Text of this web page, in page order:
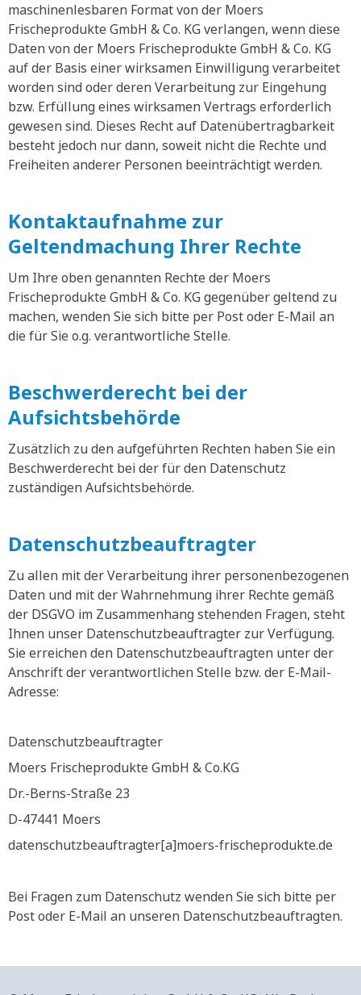
maschinenlesbaren Format von der Moers
Frischeprodukte GmbH & Co. KG verlangen, wenn diese
Daten von der Moers Frischeprodukte GmbH & Co. KG
auf der Basis einer wirksamen Einwilligung verarbeitet
worden sind oder deren Verarbeitung zur Eingehung
bzw. Erfüllung eines wirksamen Vertrags erforderlich
gewesen sind. Dieses Recht auf Datenübertragbarkeit
besteht jedoch nur dann, soweit nicht die Rechte und
Freiheiten anderer Personen beeinträchtigt werden.
Kontaktaufnahme zur
Geltendmachung Ihrer Rechte
Um Ihre oben genannten Rechte der Moers
Frischeprodukte GmbH & Co. KG gegenüber geltend zu
machen, wenden Sie sich bitte per Post oder E-Mail an
die für Sie o.g. verantwortliche Stelle.
Beschwerderecht bei der
Aufsichtsbehörde
Zusätzlich zu den aufgeführten Rechten haben Sie ein
Beschwerderecht bei der für den Datenschutz
zuständigen Aufsichtsbehörde.
Datenschutzbeauftragter
Zu allen mit der Verarbeitung ihrer personenbezogenen
Daten und mit der Wahrnehmung ihrer Rechte gemäß
der DSGVO im Zusammenhang stehenden Fragen, steht
Ihnen unser Datenschutzbeauftragter zur Verfügung.
Sie erreichen den Datenschutzbeauftragten unter der
Anschrift der verantwortlichen Stelle bzw. der E-Mail-
Adresse:
Datenschutzbeauftragter
Moers Frischeprodukte GmbH & Co.KG
Dr.-Berns-Straße 23
D-47441 Moers
datenschutzbeauftragter[a]moers-frischeprodukte.de
Bei Fragen zum Datenschutz wenden Sie sich bitte per
Post oder E-Mail an unseren Datenschutzbeauftragten.